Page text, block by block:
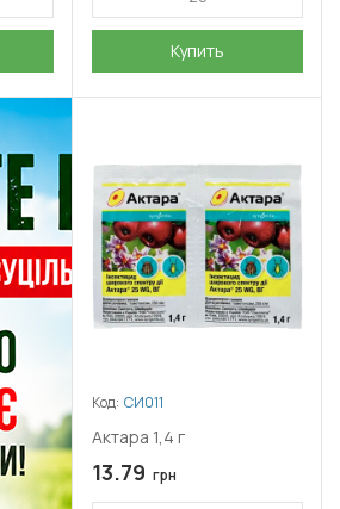
Купить
Код: СИ011
Актара 1,4 г
13.79 грн